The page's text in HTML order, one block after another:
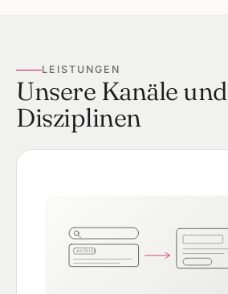
LEISTUNGEN
Unsere Kanäle und
Disziplinen
ANZEIGE